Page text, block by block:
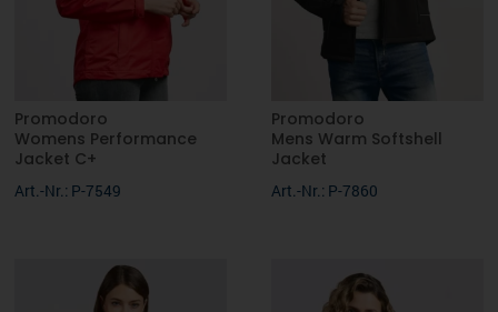
Promodoro
Womens Performance
Jacket C+
Art.-Nr.: P-7549
Promodoro
Mens Warm Softshell
Jacket
Art.-Nr.: P-7860